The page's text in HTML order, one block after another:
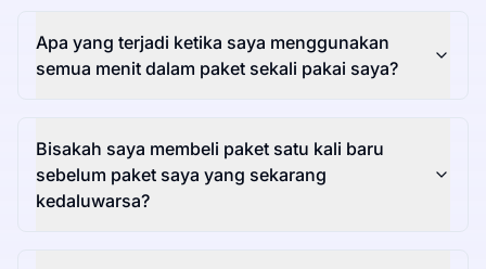
Apa yang terjadi ketika saya menggunakan
semua menit dalam paket sekali pakai saya?
Bisakah saya membeli paket satu kali baru
sebelum paket saya yang sekarang
kedaluwarsa?